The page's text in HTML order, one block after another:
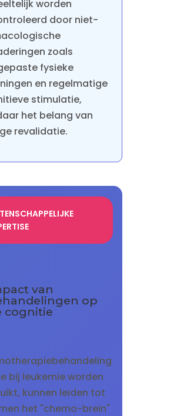
worden
door niet-
zoals
fysieke
en regelmatige
stimulatie,
het belang van
revalidatie.
van
op
cognitie
bij leukemie worden
kunnen leiden tot
het "chemo-brein"